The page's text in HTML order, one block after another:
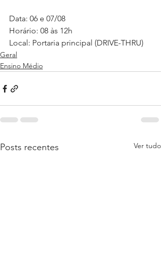
Data: 06 e 07/08⁣
Horário: 08 às 12h⁣⁣
Local: Portaria principal (DRIVE-THRU)
Geral
Ensino Médio
Posts recentes Ver tudo